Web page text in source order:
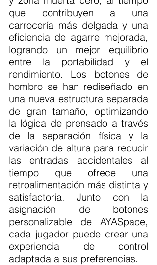
que contribuyen a una
carrocería más delgada y una
eficiencia de agarre mejorada,
logrando un mejor equilibrio
entre la portabilidad y el
rendimiento. Los botones de
hombro se han rediseñado en
una nueva estructura separada
de gran tamaño, optimizando
la lógica de prensado a través
de la separación física y la
variación de altura para reducir
las entradas accidentales al
tiempo que ofrece una
retroalimentación más distinta y
satisfactoria. Junto con la
asignación de botones
personalizable de AYASpace,
cada jugador puede crear una
experiencia de control
adaptada a sus preferencias.